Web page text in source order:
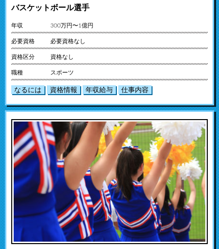
バスケットボール選手
年収 300万円〜1億円
必要資格 必要資格なし
資格区分 資格なし
職種 スポーツ
なるには 資格情報 年収給与 仕事内容